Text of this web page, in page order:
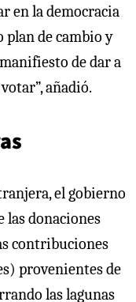
en la democracia
plan de cambio y
de dar a
añadió.
el gobierno
las donaciones
contribuciones
provenientes de
las lagunas